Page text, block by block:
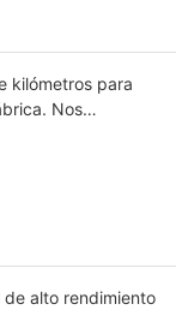
kilómetros para
Nos
alto rendimiento